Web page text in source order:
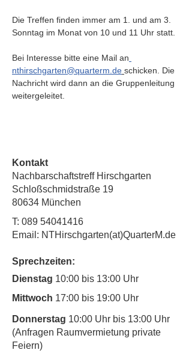
Die Treffen finden immer am 1. und am 3.
Sonntag im Monat von 10 und 11 Uhr statt.
Bei Interesse bitte eine Mail an
nthirschgarten@quarterm.de schicken. Die
Nachricht wird dann an die Gruppenleitung
weitergeleitet.
Kontakt
Nachbarschaftstreff Hirschgarten
Schloßschmidstraße 19
80634 München
T: 089 54041416
Email: NTHirschgarten(at)QuarterM.de
Sprechzeiten:
Dienstag 10:00 bis 13:00 Uhr
Mittwoch 17:00 bis 19:00 Uhr
Donnerstag 10:00 Uhr bis 13:00 Uhr
(Anfragen Raumvermietung private
Feiern)